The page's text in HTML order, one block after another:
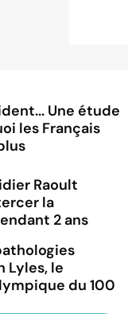
Une étude
les Français
Raoult
la
2 ans
Lyles, le
du 100